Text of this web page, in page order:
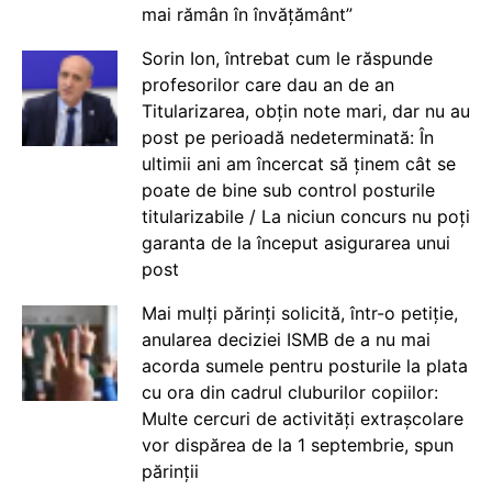
mai rămân în învățământ”
Sorin Ion, întrebat cum le răspunde
profesorilor care dau an de an
Titularizarea, obțin note mari, dar nu au
post pe perioadă nedeterminată: În
ultimii ani am încercat să ținem cât se
poate de bine sub control posturile
titularizabile / La niciun concurs nu poți
garanta de la început asigurarea unui
post
Mai mulți părinți solicită, într-o petiție,
anularea deciziei ISMB de a nu mai
acorda sumele pentru posturile la plata
cu ora din cadrul cluburilor copiilor:
Multe cercuri de activități extrașcolare
vor dispărea de la 1 septembrie, spun
părinții